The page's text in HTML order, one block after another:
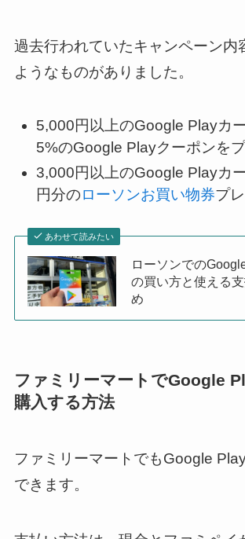
過去行われていたキャンペーン内
ようなものがありました。
5,000円以上のGoogle Playカ
5%のGoogle Playクーポンを
3,000円以上のGoogle Playカ
円分のローソンお買い物券プ
あわせて読みたい
ローソンでの
の買い方と使える
め
ファミリーマートでGoogle
購入する方法
ファミリーマートでもGoogle
できます。